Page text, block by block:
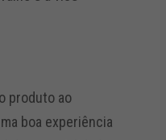
produto ao
boa experiência